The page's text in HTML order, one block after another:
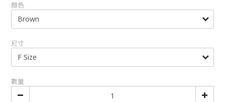
顏色
尺寸
數量